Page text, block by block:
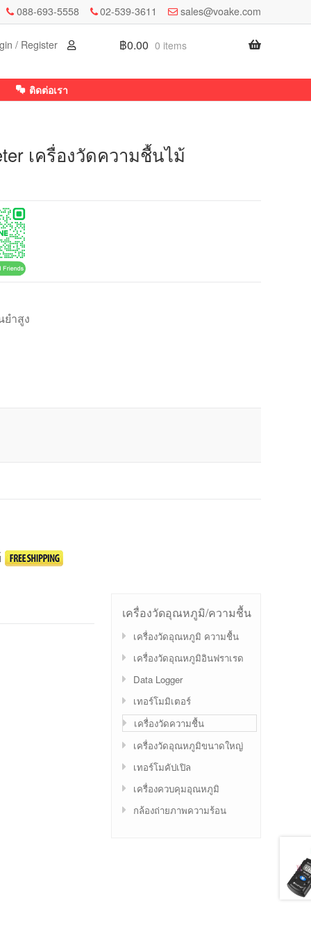
088-693-5558 02-539-3611 sales@voake.com
฿0.00 0 items
/ Register
ติดต่อเรา
เครื่องวัดความชื้นไม้
ำสูง
เครื่องวัดอุณหภูมิ/ความชื้น
เครื่องวัดอุณหภูมิ ความชื้น
เครื่องวัดอุณหภูมิอินฟราเรด
Data Logger
เทอร์โมมิเตอร์
เครื่องวัดความชื้น
เครื่องวัดอุณหภูมิขนาดใหญ่
เทอร์โมคัปเปิล
เครื่องควบคุมอุณหภูมิ
กล้องถ่ายภาพความร้อน